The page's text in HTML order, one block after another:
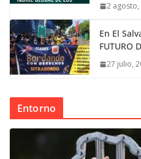
2 agosto,
En El
FUTURO
27 julio,
Entorno